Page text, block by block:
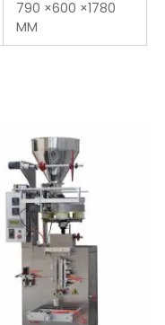
790 ×600 ×1780
MM